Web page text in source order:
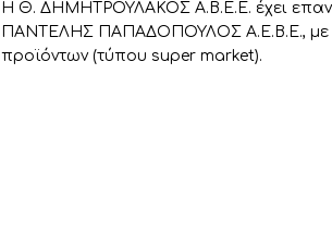
Η Θ. ΔΗΜΗΤΡΟΥΛΑΚΟΣ Α.Β.Ε.Ε. έχει
ΠΑΝΤΕΛΗΣ ΠΑΠΑΔΟΠΟΥΛΟΣ Α.Ε.Β.Ε., με
προϊόντων (τύπου super market).